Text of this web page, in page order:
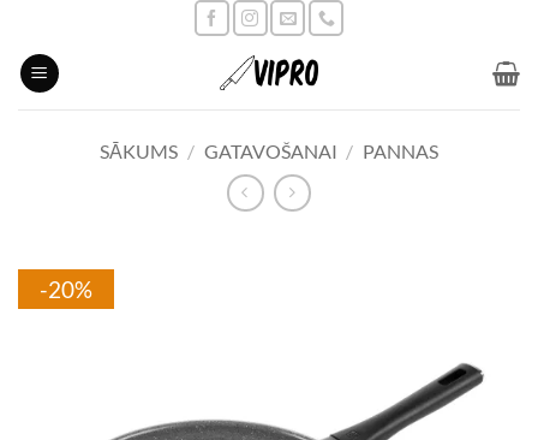
content
SĀKUMS / GATAVOŠANAI / PANNAS
-20%